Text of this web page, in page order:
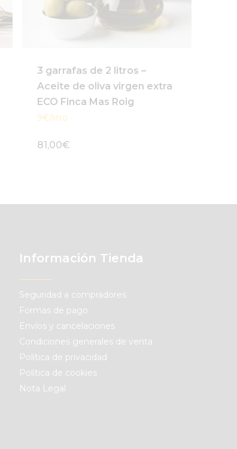
3 garrafas de 2 litros –
Aceite de oliva virgen extra
ECO Finca Mas Roig
9€/litro
81,00€
Información Tienda
Seguridad a compradores
Formas de pago
Envíos y cancelaciones
Condiciones generales de venta
Política de privacidad
Política de cookies
Nota Legal